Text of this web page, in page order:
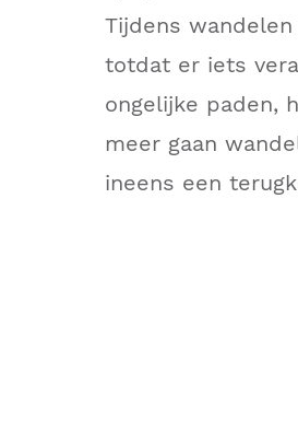
Tijdens
totdat er iets
ongelijke paden,
meer gaan
ineens een